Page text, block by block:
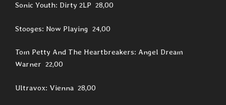
Sonic Youth: Dirty 2LP 28,00
Stooges: Now Playing 24,00
Tom Petty And The Heartbreakers: Angel Dream
Warner 22,00
Ultravox: Vienna 28,00